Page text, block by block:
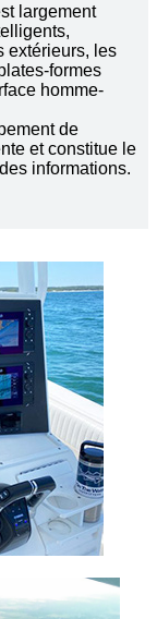
largement
extérieurs, les
formes
homme-
de
et constitue le
informations.